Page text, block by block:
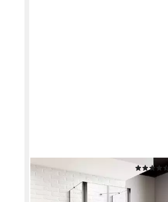
DUSCHSPA
Komplettdusche U-Form
Duschkabine Schwingtür Pendeltür